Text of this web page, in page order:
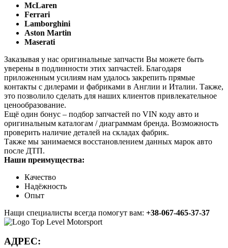
McLaren
Ferrari
Lamborghini
Aston Martin
Maserati
Заказывая у нас оригинальные запчасти Вы можете быть
уверены в подлинности этих запчастей. Благодаря
приложенным усилиям нам удалось закрепить прямые
контакты с дилерами и фабриками в Англии и Италии. Также,
это позволило сделать для наших клиентов привлекательное
ценообразование.
Ещё один бонус – подбор запчастей по VIN коду авто и
оригинальным каталогам / диаграммам бренда. Возможность
проверить наличие деталей на складах фабрик.
Также мы занимаемся восстановлением данных марок авто
после ДТП.
Наши преимущества:
Качество
Надёжность
Опыт
Нащи специалисты всегда помогут вам: +38-067-465-37-37
АДРЕС: